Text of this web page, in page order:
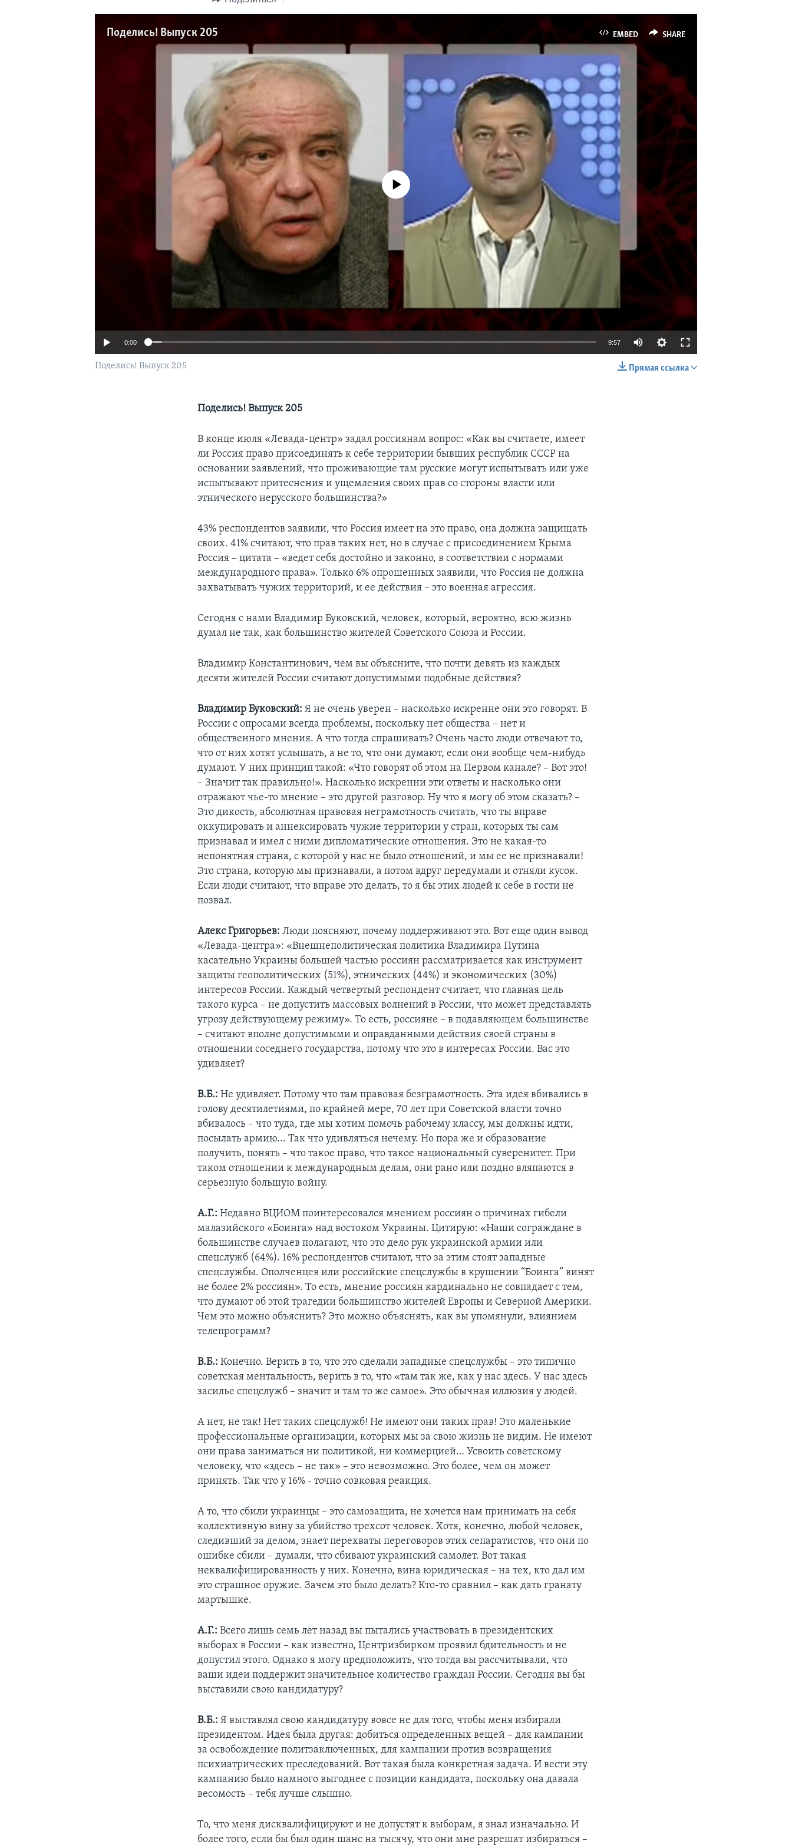
EMBED SHARE
Поделись! Выпуск 205
No media source currently available
0:00 9:57
Прямая ссылка
Поделись! Выпуск 205
Поделись! Выпуск 205
В конце июля «Левада-центр» задал россиянам вопрос: «Как вы считаете, имеет
ли Россия право присоединять к себе территории бывших республик СССР на
основании заявлений, что проживающие там русские могут испытывать или уже
испытывают притеснения и ущемления своих прав со стороны власти или
этнического нерусского большинства?»
43% респондентов заявили, что Россия имеет на это право, она должна защищать
своих. 41% считают, что прав таких нет, но в случае с присоединением Крыма
Россия – цитата – «ведет себя достойно и законно, в соответствии с нормами
международного права». Только 6% опрошенных заявили, что Россия не должна
захватывать чужих территорий, и ее действия – это военная агрессия.
Сегодня с нами Владимир Буковский, человек, который, вероятно, всю жизнь
думал не так, как большинство жителей Советского Союза и России.
Владимир Константинович, чем вы объясните, что почти девять из каждых
десяти жителей России считают допустимыми подобные действия?
Владимир Буковский: Я не очень уверен – насколько искренне они это говорят. В
России с опросами всегда проблемы, поскольку нет общества – нет и
общественного мнения. А что тогда спрашивать? Очень часто люди отвечают то,
что от них хотят услышать, а не то, что они думают, если они вообще чем-нибудь
думают. У них принцип такой: «Что говорят об этом на Первом канале? – Вот это!
– Значит так правильно!». Насколько искренни эти ответы и насколько они
отражают чье-то мнение – это другой разговор. Ну что я могу об этом сказать? –
Это дикость, абсолютная правовая неграмотность считать, что ты вправе
оккупировать и аннексировать чужие территории у стран, которых ты сам
признавал и имел с ними дипломатические отношения. Это не какая-то
непонятная страна, с которой у нас не было отношений, и мы ее не признавали!
Это страна, которую мы признавали, а потом вдруг передумали и отняли кусок.
Если люди считают, что вправе это делать, то я бы этих людей к себе в гости не
позвал.
Алекс Григорьев: Люди поясняют, почему поддерживают это. Вот еще один вывод
«Левада-центра»: «Внешнеполитическая политика Владимира Путина
касательно Украины большей частью россиян рассматривается как инструмент
защиты геополитических (51%), этнических (44%) и экономических (30%)
интересов России. Каждый четвертый респондент считает, что главная цель
такого курса – не допустить массовых волнений в России, что может представлять
угрозу действующему режиму». То есть, россияне – в подавляющем большинстве
– считают вполне допустимыми и оправданными действия своей страны в
отношении соседнего государства, потому что это в интересах России. Вас это
удивляет?
В.Б.:Не удивляет. Потому что там правовая безграмотность. Эта идея вбивались в
голову десятилетиями, по крайней мере, 70 лет при Советской власти точно
вбивалось – что туда, где мы хотим помочь рабочему классу, мы должны идти,
посылать армию... Так что удивляться нечему. Но пора же и образование
получить, понять – что такое право, что такое национальный суверенитет. При
таком отношении к международным делам, они рано или поздно вляпаются в
серьезную большую войну.
А.Г.: Недавно ВЦИОМ поинтересовался мнением россиян о причинах гибели
малазийского «Боинга» над востоком Украины. Цитирую: «Наши сограждане в
большинстве случаев полагают, что это дело рук украинской армии или
спецслужб (64%). 16% респондентов считают, что за этим стоят западные
спецслужбы. Ополченцев или российские спецслужбы в крушении “Боинга” винят
не более 2% россиян». То есть, мнение россиян кардинально не совпадает с тем,
что думают об этой трагедии большинство жителей Европы и Северной Америки.
Чем это можно объяснить? Это можно объяснять, как вы упомянули, влиянием
телепрограмм?
В.Б.: Конечно. Верить в то, что это сделали западные спецслужбы – это типично
советская ментальность, верить в то, что «там так же, как у нас здесь. У нас здесь
засилье спецслужб – значит и там то же самое». Это обычная иллюзия у людей.
А нет, не так! Нет таких спецслужб! Не имеют они таких прав! Это маленькие
профессиональные организации, которых мы за свою жизнь не видим. Не имеют
они права заниматься ни политикой, ни коммерцией… Усвоить советскому
человеку, что «здесь – не так» – это невозможно. Это более, чем он может
принять. Так что у 16% - точно совковая реакция.
А то, что сбили украинцы – это самозащита, не хочется нам принимать на себя
коллективную вину за убийство трехсот человек. Хотя, конечно, любой человек,
следивший за делом, знает перехваты переговоров этих сепаратистов, что они по
ошибке сбили – думали, что сбивают украинский самолет. Вот такая
неквалифицированность у них. Конечно, вина юридическая – на тех, кто дал им
это страшное оружие. Зачем это было делать? Кто-то сравнил – как дать гранату
мартышке.
А.Г.:Всего лишь семь лет назад вы пытались участвовать в президентских
выборах в России – как известно, Центризбирком проявил бдительность и не
допустил этого. Однако я могу предположить, что тогда вы рассчитывали, что
ваши идеи поддержит значительное количество граждан России. Сегодня вы бы
выставили свою кандидатуру?
В.Б.: Я выставлял свою кандидатуру вовсе не для того, чтобы меня избирали
президентом. Идея была другая: добиться определенных вещей – для кампании
за освобождение политзаключенных, для кампании против возвращения
психиатрических преследований. Вот такая была конкретная задача. И вести эту
кампанию было намного выгоднее с позиции кандидата, поскольку она давала
весомость – тебя лучше слышно.
То, что меня дисквалифицируют и не допустят к выборам, я знал изначально. И
более того, если бы был один шанс на тысячу, что они мне разрешат избираться –